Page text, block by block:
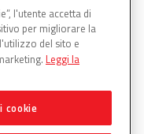
l'utente accetta di
per migliorare la
del sito e
Leggi la